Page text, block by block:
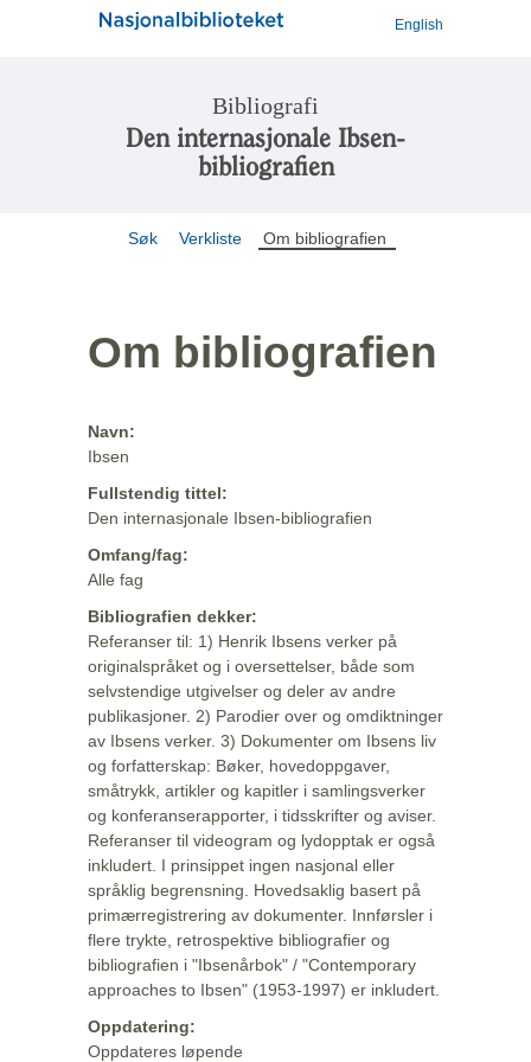
English
Bibliografi
Den internasjonale Ibsen-
bibliografien
Søk Verkliste Om bibliografien
Om bibliografien
Navn:
Ibsen
Fullstendig tittel:
Den internasjonale Ibsen-bibliografien
Omfang/fag:
Alle fag
Bibliografien dekker:
Referanser til: 1) Henrik Ibsens verker på
originalspråket og i oversettelser, både som
selvstendige utgivelser og deler av andre
publikasjoner. 2) Parodier over og omdiktninger
av Ibsens verker. 3) Dokumenter om Ibsens liv
og forfatterskap: Bøker, hovedoppgaver,
småtrykk, artikler og kapitler i samlingsverker
og konferanserapporter, i tidsskrifter og aviser.
Referanser til videogram og lydopptak er også
inkludert. I prinsippet ingen nasjonal eller
språklig begrensning. Hovedsaklig basert på
primærregistrering av dokumenter. Innførsler i
flere trykte, retrospektive bibliografier og
bibliografien i "Ibsenårbok" / "Contemporary
approaches to Ibsen" (1953-1997) er inkludert.
Oppdatering:
Oppdateres løpende